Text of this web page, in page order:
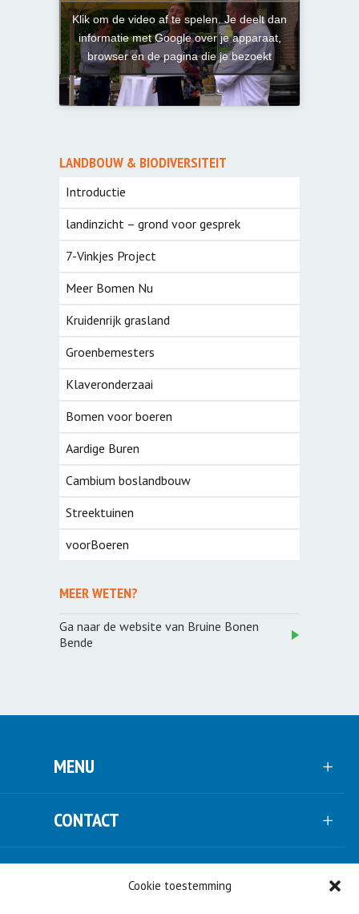
Cookie toestemming
Klik om de video af te spelen. Je deelt dan
informatie met Google over je apparaat,
browser en de pagina die je bezoekt
LANDBOUW & BIODIVERSITEIT
Introductie
landinzicht – grond voor gesprek
7-Vinkjes Project
Meer Bomen Nu
Kruidenrijk grasland
Groenbemesters
Klaveronderzaai
Bomen voor boeren
Aardige Buren
Cambium boslandbouw
Streektuinen
voorBoeren
MEER WETEN?
Ga naar de website van Bruine Bonen
Bende
MENU
CONTACT